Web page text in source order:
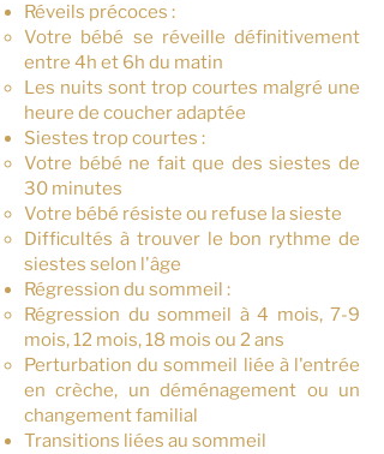
Réveils précoces :
Votre bébé se réveille définitivement
entre 4h et 6h du matin
Les nuits sont trop courtes malgré une
heure de coucher adaptée
Siestes trop courtes :
Votre bébé ne fait que des siestes de
30 minutes
Votre bébé résiste ou refuse la sieste
Difficultés à trouver le bon rythme de
siestes selon l'âge
Régression du sommeil :
Régression du sommeil à 4 mois, 7-9
mois, 12 mois, 18 mois ou 2 ans
Perturbation du sommeil liée à l'entrée
en crèche, un déménagement ou un
changement familial
Transitions liées au sommeil